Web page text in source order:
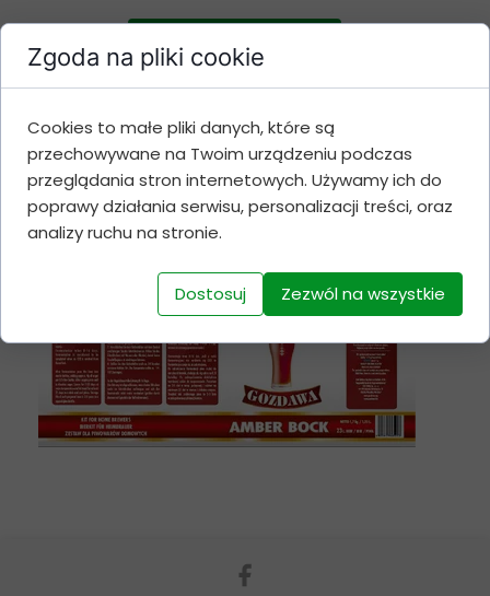
Dodaj do koszyka
Zgoda na pliki cookie
Cookies to małe pliki danych, które są
przechowywane na Twoim urządzeniu podczas
przeglądania stron internetowych. Używamy ich do
poprawy działania serwisu, personalizacji treści, oraz
analizy ruchu na stronie.
Dostosuj Zezwól na wszystkie